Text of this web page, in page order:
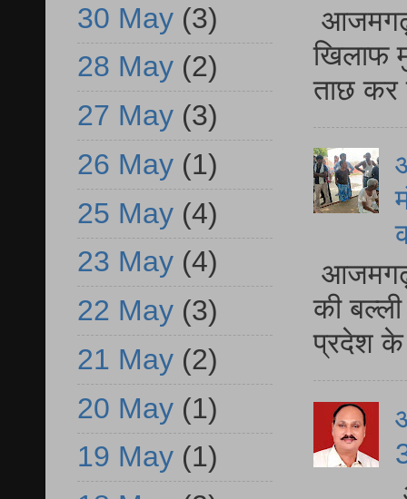
आजमगढ़
खिलाफ
ताछ कर
आजमगढ़
की
प्रदेश
30 May (3)
28 May (2)
27 May (3)
26 May (1)
25 May (4)
23 May (4)
22 May (3)
21 May (2)
20 May (1)
19 May (1)